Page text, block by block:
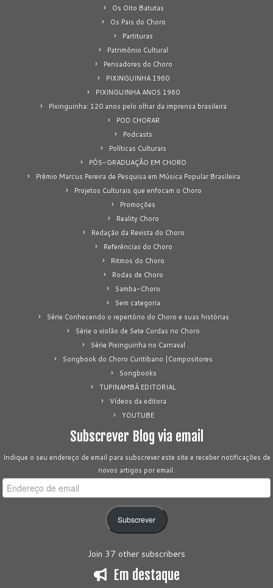
Os Oito Batutas
Os Pais do Choro
Partituras
Patrimônio Cultural
Pensadores do Choro
PIXINGUINHA 1960
PIXINGUINHA ANOS 1960
Pixinguinha: 120 anos pelo olhar da imprensa brasileira
POD CHORAR
Podcasts
Políticas Culturais
PÓS-GRADUAÇÃO EM CHORO
Prêmio Marcus Pereira de Pesquisa em Música Popular Brasileira
Projetos Culturais que enfocam o Choro
Promoções
Reality Choro
Redação da Revista do Choro
Referências do Choro
Ritmos do Choro
Rodas de Choro
Samba-Choro
Sem categoria
Série Conhecendo o repertório do Choro e suas histórias
Série o violão de Sete Cordas no Choro
Série Pixinguinha no Carnaval
Songbook do Choro Curitibano |Compositores
Songbooks
TUPINAMBÁ EDITORIAL
Vídeos da editora
YOUTUBE
Subscrever Blog via email
Indique o seu endereço de email para subscrever este site e receber notificações de
novos artigos por email.
Endereço
de
Subscrever
Join 37 other subscribers
Em destaque